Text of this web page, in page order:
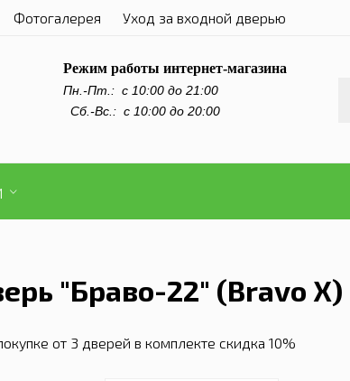
Фотогалерея Уход за входной дверью
Режим работы интернет-магазина
Пн.-Пт.: с 10:00 до 21:00
Сб.-Вс.: с 10:00 до 20:00
"Браво-22" (Bravo X)
от 3 дверей в комплекте скидка 10%